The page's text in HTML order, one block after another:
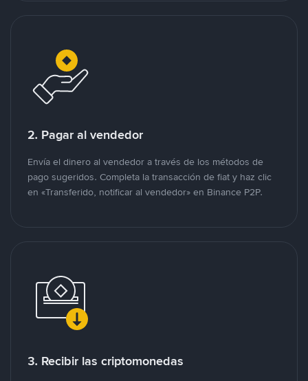
2. Pagar al vendedor
Envía el dinero al vendedor a través de los métodos de
pago sugeridos. Completa la transacción de fiat y haz clic
en «Transferido, notificar al vendedor» en Binance P2P.
3. Recibir las criptomonedas